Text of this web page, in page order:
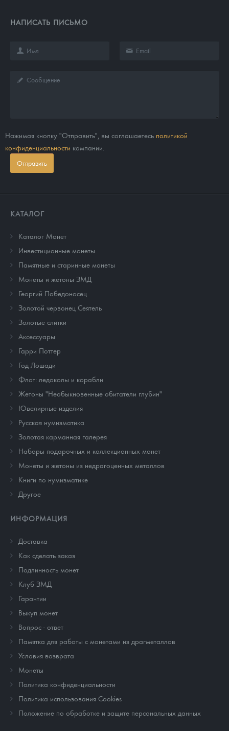
НАПИСАТЬ ПИСЬМО
Нажимая кнопку "Отправить", вы соглашаетесь политикой
конфиденциальности компании.
Отправить
КАТАЛОГ
Каталог Монет
Инвестиционные монеты
Памятные и старинные монеты
Монеты и жетоны ЗМД
Георгий Победоносец
Золотой червонец Сеятель
Золотые слитки
Аксессуары
Гарри Поттер
Год Лошади
Флот: ледоколы и корабли
Жетоны "Необыкновенные обитатели глубин"
Ювелирные изделия
Русская нумизматика
Золотая карманная галерея
Наборы подарочных и коллекционных монет
Монеты и жетоны из недрагоценных металлов
Книги по нумизматике
Другое
ИНФОРМАЦИЯ
Доставка
Как сделать заказ
Подлинность монет
Клуб ЗМД
Гарантии
Выкуп монет
Вопрос - ответ
Памятка для работы с монетами из драгметаллов
Условия возврата
Монеты
Политика конфиденциальности
Политика использования Cookies
Положение по обработке и защите персональных данных